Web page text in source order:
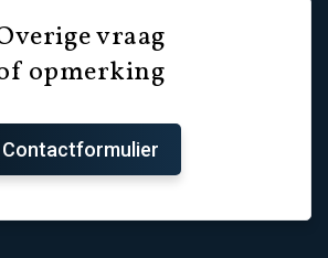
vraag
opmerking
Contactformulier